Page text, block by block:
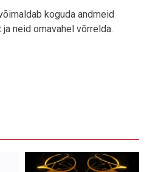
koguda andmeid
neid omavahel võrrelda.